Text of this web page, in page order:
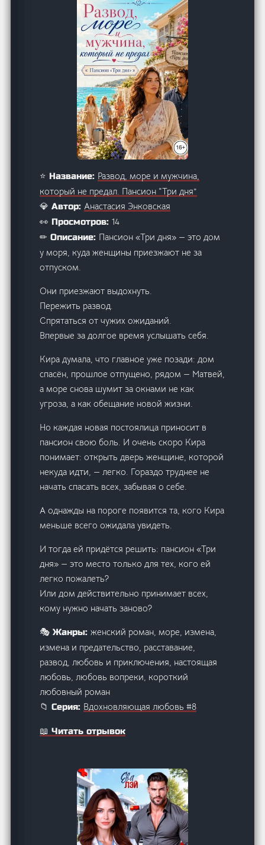
⭐ Название: Развод, море и мужчина,
который не предал. Пансион “Три дня”
💎 Автор: Анастасия Энковская
👀 Просмотров:14
✏ Описание: Пансион «Три дня» — это дом
у моря, куда женщины приезжают не за
отпуском.
Они приезжают выдохнуть.
Пережить развод.
Спрятаться от чужих ожиданий.
Впервые за долгое время услышать себя.
Кира думала, что главное уже позади: дом
спасён, прошлое отпущено, рядом — Матвей,
а море снова шумит за окнами не как
угроза, а как обещание новой жизни.
Но каждая новая постоялица приносит в
пансион свою боль. И очень скоро Кира
понимает: открыть дверь женщине, которой
некуда идти, — легко. Гораздо труднее не
начать спасать всех, забывая о себе.
А однажды на пороге появится та, кого Кира
меньше всего ожидала увидеть.
И тогда ей придётся решить: пансион «Три
дня» — это место только для тех, кого ей
легко пожалеть?
Или дом действительно принимает всех,
кому нужно начать заново?
🎭 Жанры:женский роман, море, измена,
измена и предательство, расставание,
развод, любовь и приключения, настоящая
любовь, любовь вопреки, короткий
любовный роман
📁 Серия: Вдохновляющая любовь #8
📖 Читать отрывок